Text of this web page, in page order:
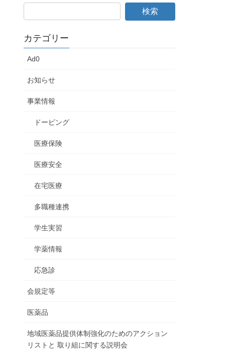
カテゴリー
Ad0
お知らせ
事業情報
ドーピング
医療保険
医療安全
在宅医療
多職種連携
学生実習
学薬情報
応急診
会規定等
医薬品
地域医薬品提供体制強化のためのアクション
リストと 取り組に関する説明会